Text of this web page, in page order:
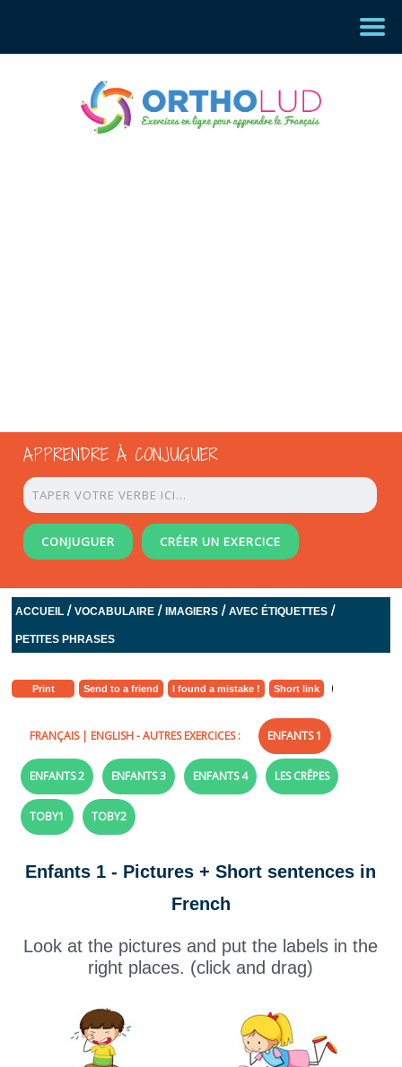
APPRENDRE À CONJUGUER
CONJUGUER CRÉER UN EXERCICE
ACCUEIL /VOCABULAIRE / IMAGIERS /AVEC ÉTIQUETTES /
PETITES PHRASES
Print Send to a friend I found a mistake ! Short link
FRANÇAIS| ENGLISH- AUTRES EXERCICES : ENFANTS 1
ENFANTS 2 ENFANTS 3 ENFANTS 4 LES CRÊPES
TOBY1 TOBY2
Enfants 1 - Pictures + Short sentences in
French
Look at the pictures and put the labels in the
right places. (click and drag)